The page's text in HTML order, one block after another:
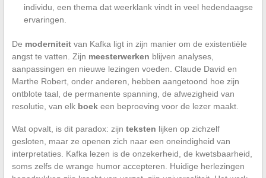
individu, een thema dat weerklank vindt in veel hedendaagse
ervaringen.
De moderniteitvan Kafka ligt in zijn manier om de existentiële
angst te vatten. Zijn meesterwerken blijven analyses,
aanpassingen en nieuwe lezingen voeden. Claude David en
Marthe Robert, onder anderen, hebben aangetoond hoe zijn
ontblote taal, de permanente spanning, de afwezigheid van
resolutie, van elk boekeen beproeving voor de lezer maakt.
Wat opvalt, is dit paradox: zijn teksten lijken op zichzelf
gesloten, maar ze openen zich naar een oneindigheid van
interpretaties. Kafka lezen is de onzekerheid, de kwetsbaarheid,
soms zelfs de wrange humor accepteren. Huidige herlezingen